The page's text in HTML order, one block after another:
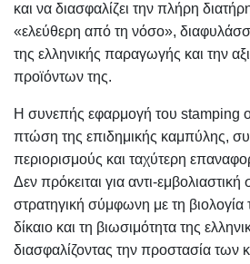
και να διασφαλίζει την πλήρη
«ελεύθερη από τη νόσο»,
της ελληνικής παραγωγής και την
προϊόντων της.
Η συνεπής εφαρμογή του stamping
πτώση της επιδημικής καμπύλης,
περιορισμούς και ταχύτερη
Δεν πρόκειται για αντι-
στρατηγική σύμφωνη με τη βιολογία
δίκαιο και τη βιωσιμότητα της
διασφαλίζοντας την προστασία των